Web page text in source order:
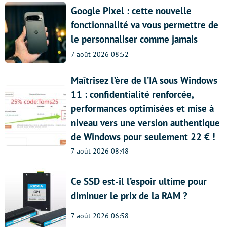
Google Pixel : cette nouvelle
fonctionnalité va vous permettre de
le personnaliser comme jamais
7 août 2026 08:52
Maîtrisez l’ère de l’IA sous Windows
11 : confidentialité renforcée,
performances optimisées et mise à
niveau vers une version authentique
de Windows pour seulement 22 € !
7 août 2026 08:48
Ce SSD est-il l’espoir ultime pour
diminuer le prix de la RAM ?
7 août 2026 06:58